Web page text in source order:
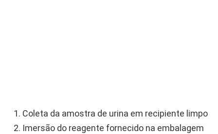
Coleta da amostra de urina em recipiente limpo
Imersão do reagente fornecido na embalagem